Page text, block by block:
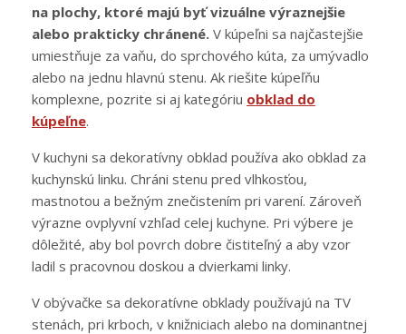
na plochy, ktoré majú byť vizuálne výraznejšie
alebo prakticky chránené. V kúpeľni sa najčastejšie
umiestňuje za vaňu, do sprchového kúta, za umývadlo
alebo na jednu hlavnú stenu. Ak riešite kúpeľňu
komplexne, pozrite si aj kategóriu obklad do
kúpeľne.
V kuchyni sa dekoratívny obklad používa ako obklad za
kuchynskú linku. Chráni stenu pred vlhkosťou,
mastnotou a bežným znečistením pri varení. Zároveň
výrazne ovplyvní vzhľad celej kuchyne. Pri výbere je
dôležité, aby bol povrch dobre čistiteľný a aby vzor
ladil s pracovnou doskou a dvierkami linky.
V obývačke sa dekoratívne obklady používajú na TV
stenách, pri krboch, v knižniciach alebo na dominantnej